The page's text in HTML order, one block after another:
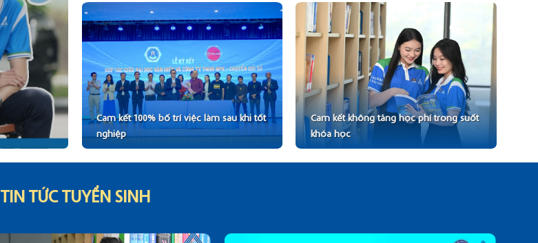
Cam kết 100% bố trí việc làm sau khi tốt
nghiệp
Cam kết không tăng học phí trong suốt
khóa học
TIN TỨC TUYỂN SINH